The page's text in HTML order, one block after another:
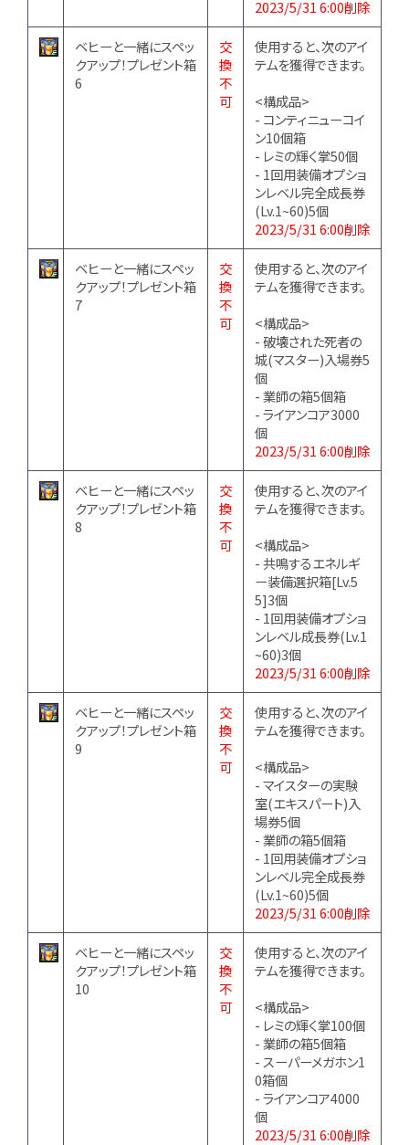
2023/5/31 6:00削除
ベヒーと一緒にスペッ
クアップ！プレゼント箱
6
交
換
不
可
使用すると、次のアイ
テムを獲得できます。
<構成品>
- コンティニューコイ
ン10個箱
- レミの輝く掌50個
- 1回用装備オプショ
ンレベル完全成長券
(Lv.1~60)5個
2023/5/31 6:00削除
ベヒーと一緒にスペッ
クアップ！プレゼント箱
7
交
換
不
可
使用すると、次のアイ
テムを獲得できます。
<構成品>
- 破壊された死者の
城(マスター)入場券5
個
- 業師の箱5個箱
- ライアンコア3000
個
2023/5/31 6:00削除
ベヒーと一緒にスペッ
クアップ！プレゼント箱
8
交
換
不
可
使用すると、次のアイ
テムを獲得できます。
<構成品>
- 共鳴するエネルギ
ー装備選択箱[Lv.5
5]3個
- 1回用装備オプショ
ンレベル成長券(Lv.1
~60)3個
2023/5/31 6:00削除
ベヒーと一緒にスペッ
クアップ！プレゼント箱
9
交
換
不
可
使用すると、次のアイ
テムを獲得できます。
<構成品>
- マイスターの実験
室(エキスパート)入
場券5個
- 業師の箱5個箱
- 1回用装備オプショ
ンレベル完全成長券
(Lv.1~60)5個
2023/5/31 6:00削除
ベヒーと一緒にスペッ
クアップ！プレゼント箱
10
交
換
不
可
使用すると、次のアイ
テムを獲得できます。
<構成品>
- レミの輝く掌100個
- 業師の箱5個箱
- スーパーメガホン1
0箱個
- ライアンコア4000
個
2023/5/31 6:00削除